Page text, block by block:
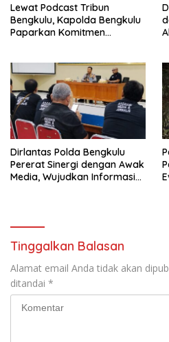
Lewat Podcast Tribun
Bengkulu, Kapolda Bengkulu
Paparkan Komitmen
Dirlantas Polda Bengkulu
Pererat Sinergi dengan Awak
Media, Wujudkan Informasi
Tinggalkan Balasan
Alamat email Anda tidak akan
ditandai *